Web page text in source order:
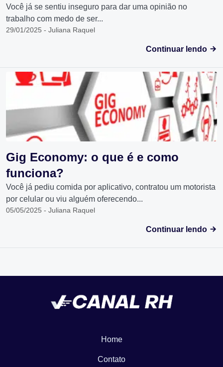
Você já se sentiu inseguro para dar uma opinião no
trabalho com medo de ser...
29/01/2025 - Juliana Raquel
Continuar lendo
Gig Economy: o que é e como
funciona?
Você já pediu comida por aplicativo, contratou um motorista
por celular ou viu alguém oferecendo...
05/05/2025 - Juliana Raquel
Continuar lendo
Home
Contato